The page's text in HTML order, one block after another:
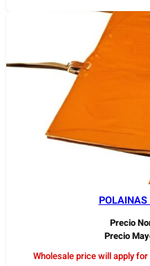
Precio
Precio
Wholesale price will apply